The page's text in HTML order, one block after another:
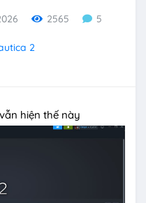
2565 5
2
hiện thế này